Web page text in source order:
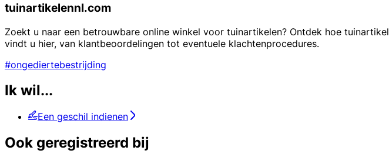
tuinartikelennl.com
Zoekt u naar een betrouwbare online winkel voor tuinartikelen? Ontdek hoe
vindt u hier, van klantbeoordelingen tot eventuele klachtenprocedures.
#ongediertebestrijding
Ik wil...
Een geschil indienen
Ook geregistreerd bij